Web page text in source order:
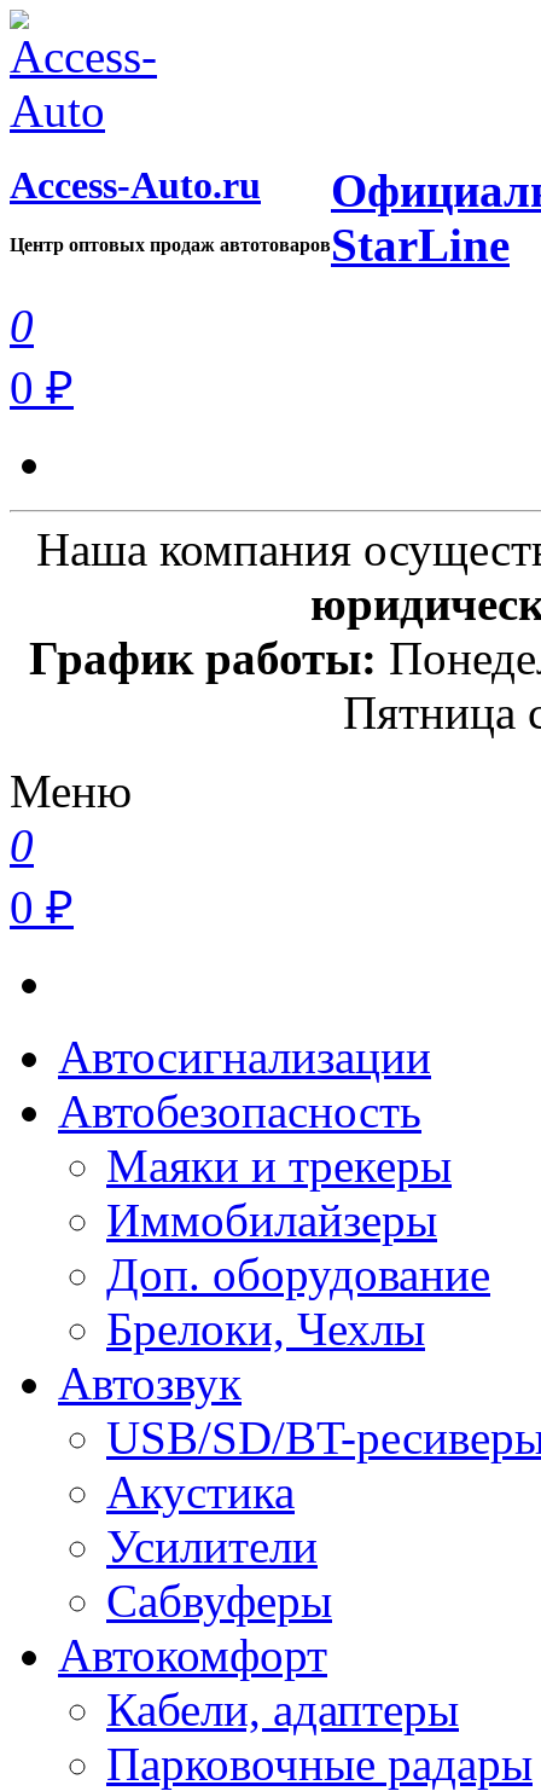
Access-Auto.ru
Центр оптовых продаж автотоваровStarLine
0
0 ₽
Наша компания
График работы:
Пятница
Меню
0
0 ₽
Автосигнализации
Автобезопасность
Маяки и трекеры
Иммобилайзеры
Доп. оборудование
Брелоки, Чехлы
Автозвук
USB/SD/BT-
Акустика
Усилители
Сабвуферы
Автокомфорт
Кабели, адаптеры
Парковочные радары